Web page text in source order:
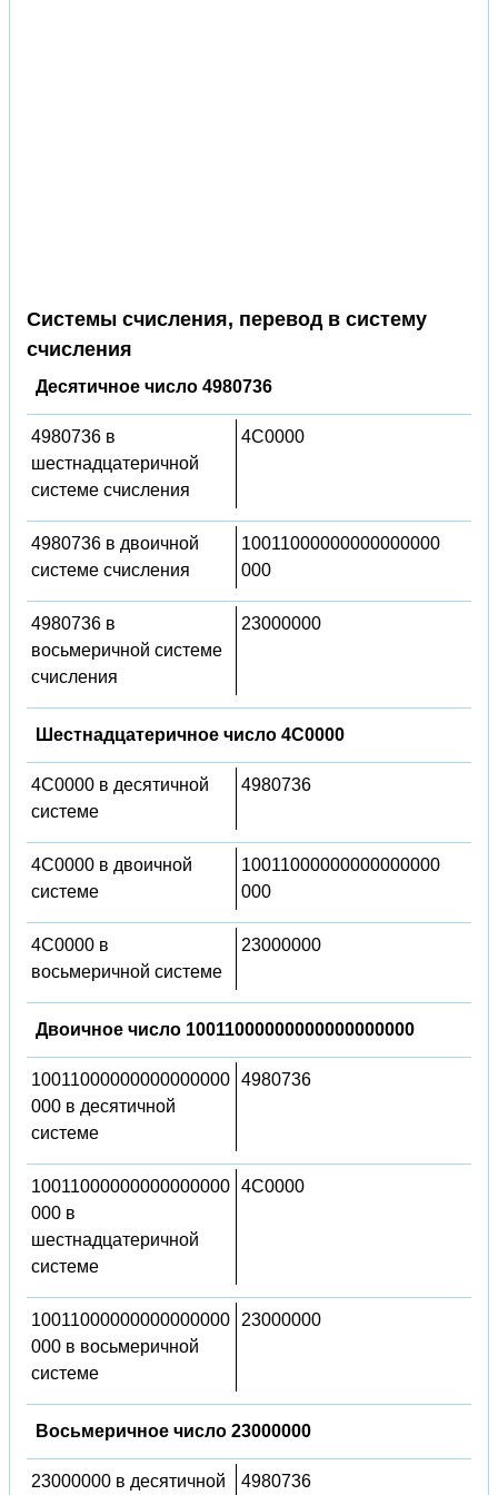
Системы счисления, перевод в систему
счисления
Десятичное число 4980736
4980736 в
шестнадцатеричной
системе счисления
4C0000
4980736 в двоичной
системе счисления
10011000000000000000
000
4980736 в
восьмеричной системе
счисления
23000000
Шестнадцатеричное число 4C0000
4C0000 в десятичной
системе
4980736
4C0000 в двоичной
системе
10011000000000000000
000
4C0000 в
восьмеричной системе
23000000
Двоичное число 10011000000000000000000
10011000000000000000
000 в десятичной
системе
4980736
10011000000000000000
000 в
шестнадцатеричной
системе
4C0000
10011000000000000000
000 в восьмеричной
системе
23000000
Восьмеричное число 23000000
23000000 в десятичной 4980736